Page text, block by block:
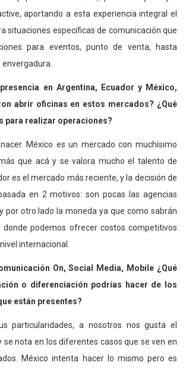
aportando a esta experiencia integral el
situaciones específicas de comunicación que
para eventos, punto de venta, hasta
en Argentina, Ecuador y México,
abrir oficinas en estos mercados? ¿Qué
para realizar operaciones?
México es un mercado con muchísimo
que acá y se valora mucho el talento de
es el mercado más reciente, y la decisión de
en 2 motivos: son pocas las agencias
por otro lado la moneda ya que como sabrán
donde podemos ofrecer costos competitivos
internacional.
On, Social Media, Mobile ¿Qué
o diferenciación podrías hacer de los
están presentes?
particularidades, a nosotros nos gusta el
se nota en los diferentes casos que se ven en
México intenta hacer lo mismo pero es